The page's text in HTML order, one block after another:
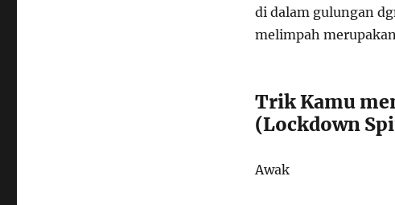
di dalam gulungan
melimpah
Trik Kamu
(Lockdown
Awak